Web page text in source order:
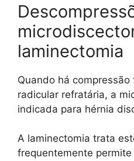
laminectomia
Quando há
radicular refratária, a
indicada para hérnia
A laminectomia trata
frequentemente